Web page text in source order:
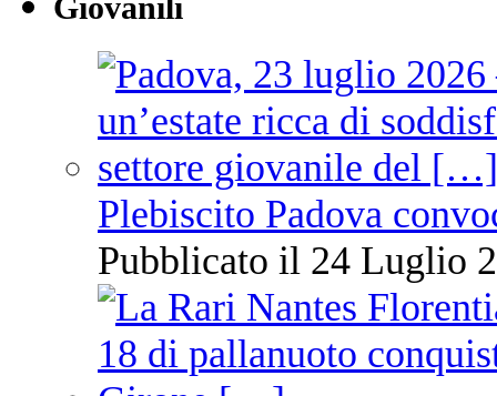
Giovanili
Plebiscito Padova
Pubblicato il 24 Luglio